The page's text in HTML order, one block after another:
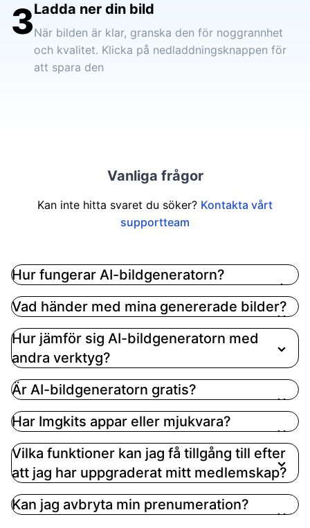
3Ladda ner din bild
När bilden är klar, granska den för noggrannhet
och kvalitet. Klicka på nedladdningsknappen för
att spara den
Vanliga frågor
Kan inte hitta svaret du söker? Kontakta vårt
supportteam
Hur fungerar AI-bildgeneratorn?
AI Bildgeneratorn använder avancerad artificiell
intelligens-teknologi för att omvandla dina
textförslag till fantastiska bilder. Ange helt enkelt
din önskade text, välj en stil och klicka på
'Generera' för att få din bild på några sekunder
Vad händer med mina genererade bilder?
Hur jämför sig AI-bildgeneratorn med
andra verktyg?
Är AI-bildgeneratorn gratis?
Har Imgkits appar eller mjukvara?
Vilka funktioner kan jag få tillgång till efter
att jag har uppgraderat mitt medlemskap?
Kan jag avbryta min prenumeration?